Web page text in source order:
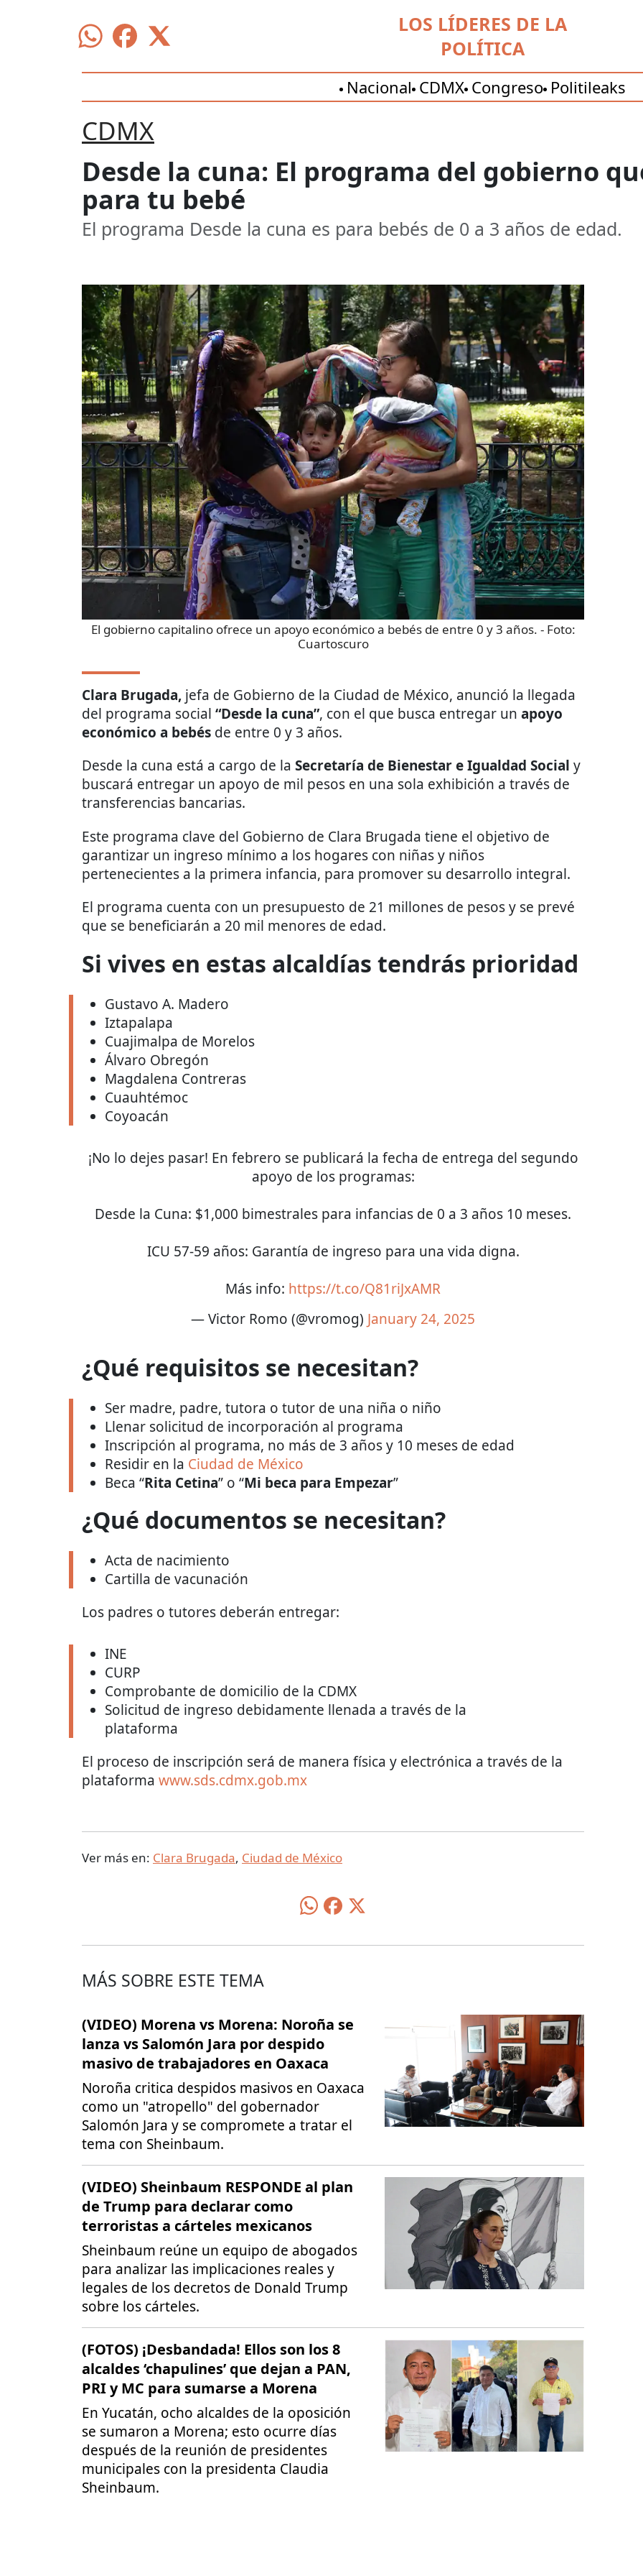
LOS LÍDERES DE LA
POLÍTICA
Nacional CDMX Congreso Politileaks
CDMX
Desde la cuna: El programa del gobierno
para tu bebé
El programa Desde la cuna es para bebés de 0 a 3 años de edad.
El gobierno capitalino ofrece un apoyo económico a bebés de entre 0 y 3 años. - Foto:
Cuartoscuro
Clara Brugada, jefa de Gobierno de la Ciudad de México, anunció la llegada
del programa social “Desde la cuna”, con el que busca entregar un apoyo
económico a bebés de entre 0 y 3 años.
Desde la cuna está a cargo de la Secretaría de Bienestar e Igualdad Social y
buscará entregar un apoyo de mil pesos en una sola exhibición a través de
transferencias bancarias.
Este programa clave del Gobierno de Clara Brugada tiene el objetivo de
garantizar un ingreso mínimo a los hogares con niñas y niños
pertenecientes a la primera infancia, para promover su desarrollo integral.
El programa cuenta con un presupuesto de 21 millones de pesos y se prevé
que se beneficiarán a 20 mil menores de edad.
Si vives en estas alcaldías tendrás prioridad
Gustavo A. Madero
Iztapalapa
Cuajimalpa de Morelos
Álvaro Obregón
Magdalena Contreras
Cuauhtémoc
Coyoacán
¡No lo dejes pasar! En febrero se publicará la fecha de entrega del segundo
apoyo de los programas:
Desde la Cuna: $1,000 bimestrales para infancias de 0 a 3 años 10 meses.
ICU 57-59 años: Garantía de ingreso para una vida digna.
Más info: https://t.co/Q81riJxAMR
— Victor Romo (@vromog) January 24, 2025
¿Qué requisitos se necesitan?
Ser madre, padre, tutora o tutor de una niña o niño
Llenar solicitud de incorporación al programa
Inscripción al programa, no más de 3 años y 10 meses de edad
Residir en la Ciudad de México
Beca “Rita Cetina” o “Mi beca para Empezar”
¿Qué documentos se necesitan?
Acta de nacimiento
Cartilla de vacunación
Los padres o tutores deberán entregar:
INE
CURP
Comprobante de domicilio de la CDMX
Solicitud de ingreso debidamente llenada a través de la
plataforma
El proceso de inscripción será de manera física y electrónica a través de la
plataforma www.sds.cdmx.gob.mx
Ver más en: Clara Brugada, Ciudad de México
MÁS SOBRE ESTE TEMA
(VIDEO) Morena vs Morena: Noroña se
lanza vs Salomón Jara por despido
masivo de trabajadores en Oaxaca
Noroña critica despidos masivos en Oaxaca
como un "atropello" del gobernador
Salomón Jara y se compromete a tratar el
tema con Sheinbaum.
(VIDEO) Sheinbaum RESPONDE al plan
de Trump para declarar como
terroristas a cárteles mexicanos
Sheinbaum reúne un equipo de abogados
para analizar las implicaciones reales y
legales de los decretos de Donald Trump
sobre los cárteles.
(FOTOS) ¡Desbandada! Ellos son los 8
alcaldes ‘chapulines’ que dejan a PAN,
PRI y MC para sumarse a Morena
En Yucatán, ocho alcaldes de la oposición
se sumaron a Morena; esto ocurre días
después de la reunión de presidentes
municipales con la presidenta Claudia
Sheinbaum.